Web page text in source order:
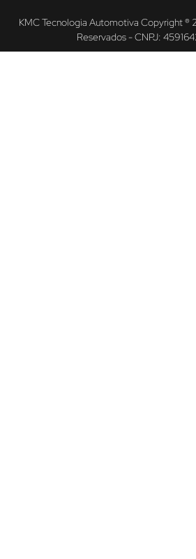
KMC Tecnologia Automotiva Copyright ®
Reservados - CNPJ: